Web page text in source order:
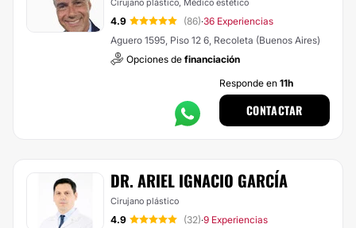
Cirujano plástico, Médico estético
4.9 (86)·36 Experiencias
Aguero 1595, Piso 12 6, Recoleta (Buenos Aires)
Opciones de financiación
Responde en 11h
CONTACTAR
DR. ARIEL IGNACIO GARCÍA
Cirujano plástico
4.9 (32)·9 Experiencias